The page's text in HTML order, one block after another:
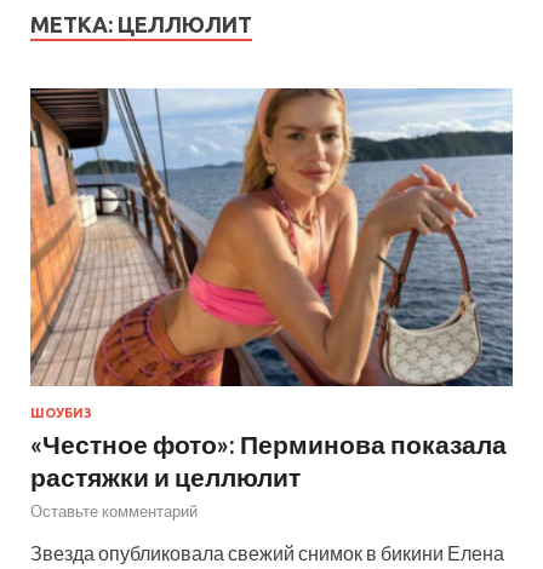
МЕТКА: ЦЕЛЛЮЛИТ
ШОУБИЗ
«Честное фото»: Перминова показала
растяжки и целлюлит
Оставьте комментарий
Звезда опубликовала свежий снимок в бикини Елена